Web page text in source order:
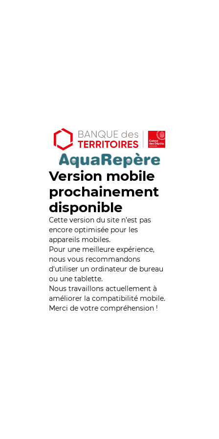
Version mobile
prochainement
disponible
Cette version du site n’est pas
encore optimisée pour les
appareils mobiles.
Pour une meilleure expérience,
nous vous recommandons
d'utiliser un ordinateur de bureau
ou une tablette.
Nous travaillons actuellement à
améliorer la compatibilité mobile.
Merci de votre compréhension !